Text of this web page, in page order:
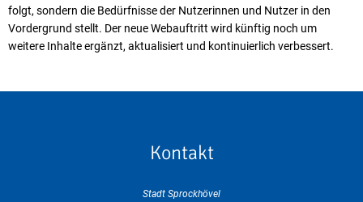
folgt, sondern die Bedürfnisse der Nutzerinnen und Nutzer in den
Vordergrund stellt. Der neue Webauftritt wird künftig noch um
weitere Inhalte ergänzt, aktualisiert und kontinuierlich verbessert.
Kontakt
Stadt Sprockhövel